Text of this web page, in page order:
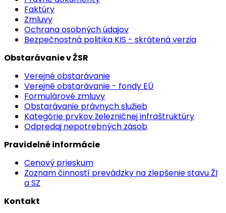
Faktúry
Zmluvy
Ochrana osobných údajov
Bezpečnostná politika KIS - skrátená verzia
Obstarávanie v ŽSR
Verejné obstarávanie
Verejné obstarávanie - fondy EÚ
Formulárové zmluvy
Obstarávanie právnych služieb
Kategórie prvkov železničnej infraštruktúry
Odpredaj nepotrebných zásob
Pravidelné informácie
Cenový prieskum
Zoznam činností prevádzky na zlepšenie stavu ŽI
a SZ
Kontakt